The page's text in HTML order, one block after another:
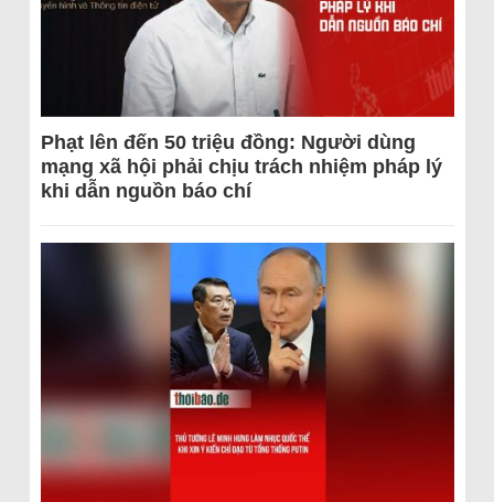
Phạt lên đến 50 triệu đồng: Người dùng
mạng xã hội phải chịu trách nhiệm pháp lý
khi dẫn nguồn báo chí